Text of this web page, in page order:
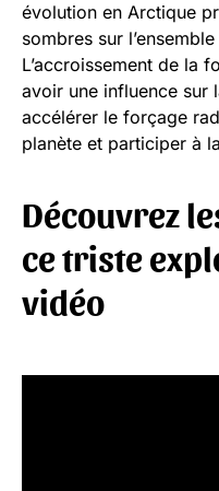
évolution en Arctique
sombres sur
L’accroissement de la
avoir une influence sur
accélérer le forçage
planète et participer à
Découvrez
ce triste
vidéo